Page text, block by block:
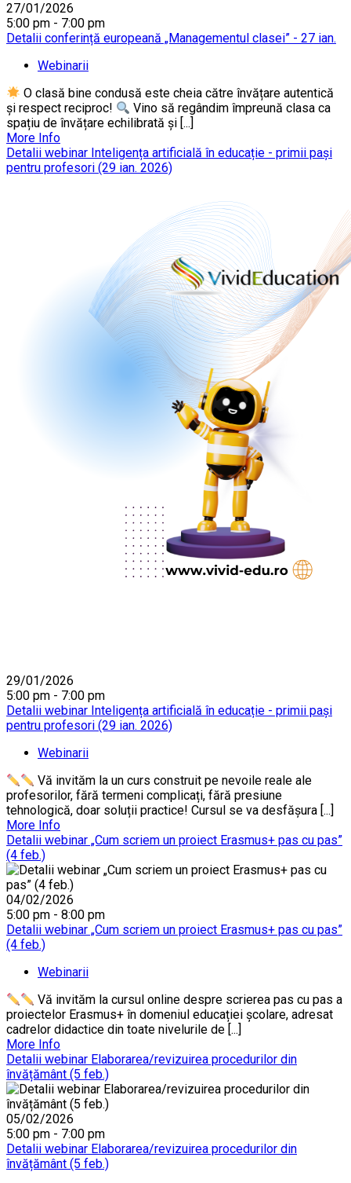
27/01/2026
5:00 pm - 7:00 pm
Detalii conferință europeană „Managementul clasei” - 27 ian.
Webinarii
O clasă bine condusă este cheia către învățare autentică
și respect reciproc!
Vino să regândim împreună clasa ca
spațiu de învățare echilibrată și [...]
More Info
Detalii webinar Inteligența artificială în educație - primii pași
pentru profesori (29 ian. 2026)
29/01/2026
5:00 pm - 7:00 pm
Detalii webinar Inteligența artificială în educație - primii pași
pentru profesori (29 ian. 2026)
Webinarii
Vă invităm la un curs construit pe nevoile reale ale
profesorilor, fără termeni complicați, fără presiune
tehnologică, doar soluții practice! Cursul se va desfășura [...]
More Info
Detalii webinar „Cum scriem un proiect Erasmus+ pas cu pas”
(4 feb.)
04/02/2026
5:00 pm - 8:00 pm
Detalii webinar „Cum scriem un proiect Erasmus+ pas cu pas”
(4 feb.)
Webinarii
Vă invităm la cursul online despre scrierea pas cu pas a
proiectelor Erasmus+ în domeniul educației școlare, adresat
cadrelor didactice din toate nivelurile de [...]
More Info
Detalii webinar Elaborarea/revizuirea procedurilor din
învățământ (5 feb.)
05/02/2026
5:00 pm - 7:00 pm
Detalii webinar Elaborarea/revizuirea procedurilor din
învățământ (5 feb.)